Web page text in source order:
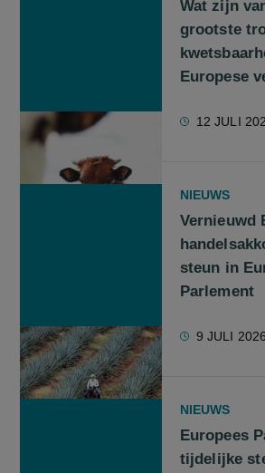
Wat zijn
grootste
Europese
12 JULI
NIEUWS
Vernieuwd
steun in
Parlement
9 JULI 2026
NIEUWS
Europees
tijdelijke